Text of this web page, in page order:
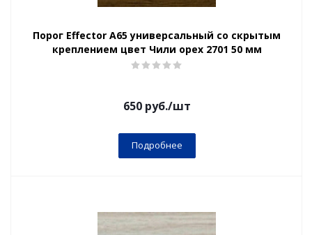
Порог Effector А65 универсальный со скрытым
креплением цвет Чили орех 2701 50 мм
650руб./шт
Подробнее